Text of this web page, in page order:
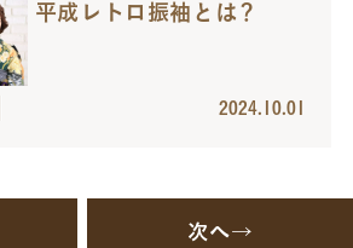
平成レトロ振袖とは？
2024.10.01
次へ→